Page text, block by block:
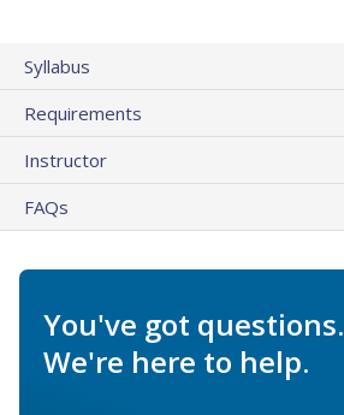
Syllabus
Requirements
Instructor
FAQs
You've got questions.
We're here to help.